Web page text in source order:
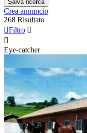
Salva ricerca
Crea annuncio
268 Risultato
Filtro 

Eye-catcher